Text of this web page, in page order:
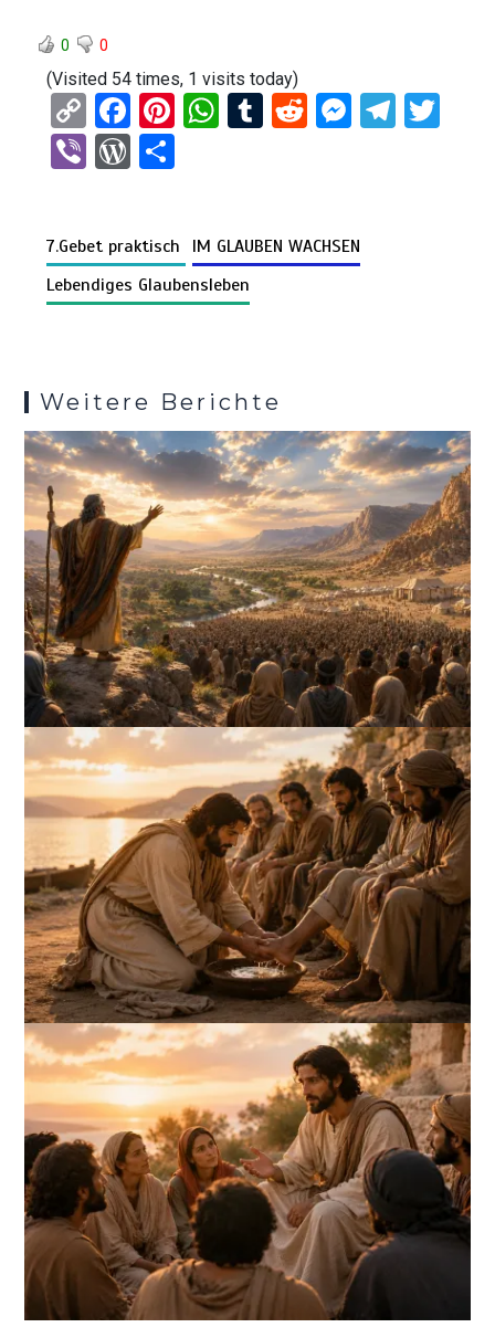
0 0
(Visited 54 times, 1 visits today)
C
o
py
n
k
F
a
ce
o
o
Pi
t
W
A
p
T
r
R
t
M
g
T
Vi W
Pr
es
n
7.Gebet praktisch
IM GLAUBEN WACHSEN
Lebendiges Glaubensleben
Weitere Berichte